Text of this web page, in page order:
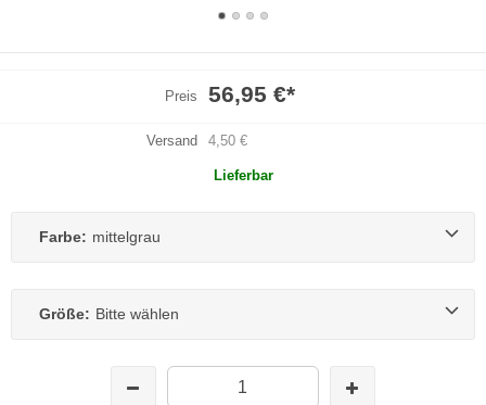
Preis 56,95 €*
Versand 4,50 €
Lieferbar
Farbe: mittelgrau
Größe: Bitte wählen